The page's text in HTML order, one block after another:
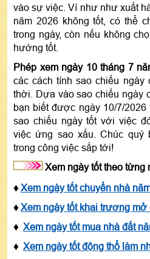
vào sự việc. Ví như như xuất
năm 2026 không tốt, có thể
trong ngày, còn nếu không
hướng tốt.
Phép xem ngày 10 tháng 7
các cách tính sao chiếu ngày
thời. Dựa vào sao chiếu ngày
bạn biết được ngày 10/7/
sao chiếu ngày tốt với việc
việc ứng sao xấu. Chúc quý
trong công việc sắp tới!
Xem ngày tốt theo từng
♦Xem ngày tốt chuyển nhà
♦Xem ngày tốt khai trương
♦ Xem ngày tốt mua nhà đất
♦ Xem ngày tốt động thổ làm